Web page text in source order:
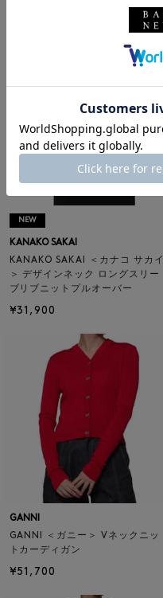
NEW
KANAKO SAKAI
KANAKO SAKAI ＜カナコ サカイ
＞ デザインネック ロングスリー
ブリブニットプルオーバー
¥31,900
GANNI
GANNI ＜ガニー＞ Vネックニッ
トカーディガン
¥51,700